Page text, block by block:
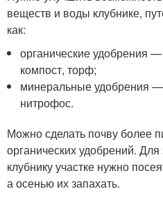
веществ и воды клубнике,
как:
органические удобрения
компост, торф;
минеральные удобрения
нитрофос.
Можно сделать почву более
органических удобрений.
клубнику участке нужно
а осенью их запахать.